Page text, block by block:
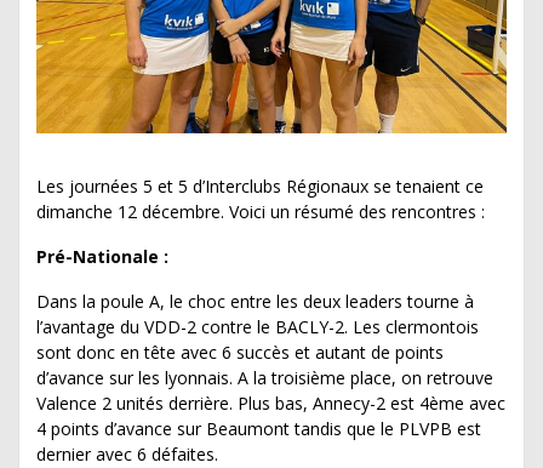
Les journées 5 et 5 d’Interclubs Régionaux se tenaient ce
dimanche 12 décembre. Voici un résumé des rencontres :
Pré-Nationale :
Dans la poule A, le choc entre les deux leaders tourne à
l’avantage du VDD-2 contre le BACLY-2. Les clermontois
sont donc en tête avec 6 succès et autant de points
d’avance sur les lyonnais. A la troisième place, on retrouve
Valence 2 unités derrière. Plus bas, Annecy-2 est 4ème avec
4 points d’avance sur Beaumont tandis que le PLVPB est
dernier avec 6 défaites.